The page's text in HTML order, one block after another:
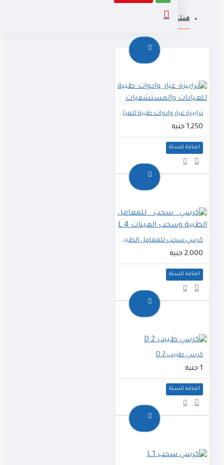
منتجات ذات صله
ترابيزة غيار وادوات طبية للعيادات والمستشفيات
اضافة للسلة
كرسي سحب للمعامل الطبية وسحب العينات L.4
2,000 جنيه
اضافة للسلة
كرسي طبيب D.2
اضافة للسلة